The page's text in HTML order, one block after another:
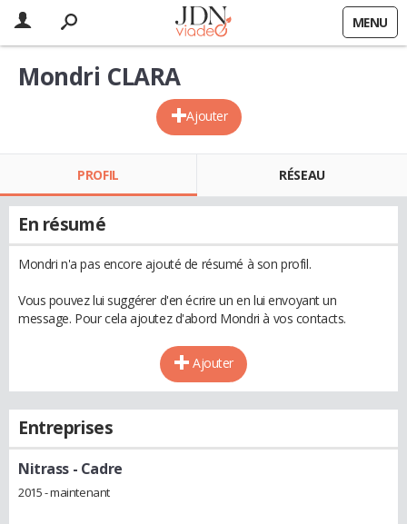
MENU
Ajouter
Mondri CLARA
PROFIL RÉSEAU
En résumé
Mondri n'a pas encore ajouté de résumé à son profil.
Vous pouvez lui suggérer d'en écrire un en lui envoyant un
message. Pour cela ajoutez d'abord Mondri à vos contacts.
Ajouter
Entreprises
Nitrass - Cadre
2015 - maintenant